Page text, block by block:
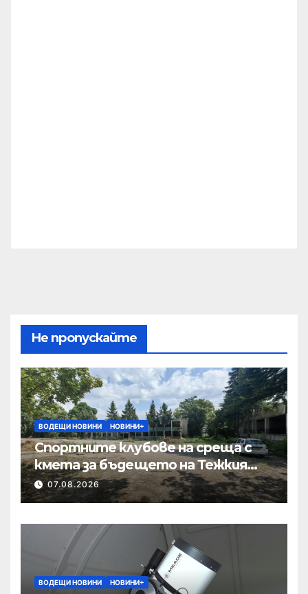
Не пропускайте
ВОДЕЩИ НОВИНИ НОВИНИ+
Спортните клубове на среща с
кмета за бъдещето на Тежкия
полк
07.08.2026
ВОДЕЩИ НОВИНИ НОВИНИ+